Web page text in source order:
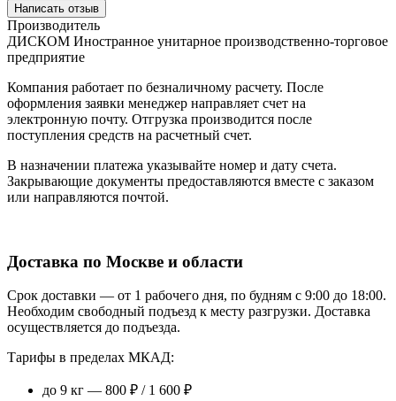
Написать отзыв
Производитель
ДИСКОМ Иностранное унитарное производственно-торговое
предприятие
Компания работает по безналичному расчету. После
оформления заявки менеджер направляет счет на
электронную почту. Отгрузка производится после
поступления средств на расчетный счет.
В назначении платежа указывайте номер и дату счета.
Закрывающие документы предоставляются вместе с заказом
или направляются почтой.
Доставка по Москве и области
Срок доставки — от 1 рабочего дня, по будням с 9:00 до 18:00.
Необходим свободный подъезд к месту разгрузки. Доставка
осуществляется до подъезда.
Тарифы в пределах МКАД:
до 9 кг — 800 ₽ / 1 600 ₽